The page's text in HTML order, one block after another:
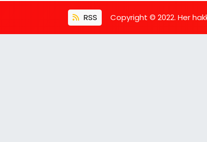
RSS Copyright © 2022. Her